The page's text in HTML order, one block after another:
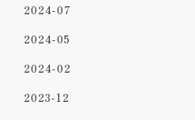
2024-07
2024-05
2024-02
2023-12